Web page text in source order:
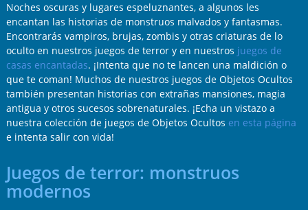
Noches oscuras y lugares espeluznantes, a algunos les
encantan las historias de monstruos malvados y fantasmas.
Encontrarás vampiros, brujas, zombis y otras criaturas de lo
oculto en nuestros juegos de terror y en nuestros juegos de
casas encantadas. ¡Intenta que no te lancen una maldición o
que te coman! Muchos de nuestros juegos de Objetos Ocultos
también presentan historias con extrañas mansiones, magia
antigua y otros sucesos sobrenaturales. ¡Echa un vistazo a
nuestra colección de juegos de Objetos Ocultos en esta página
e intenta salir con vida!
Juegos de terror: monstruos
modernos